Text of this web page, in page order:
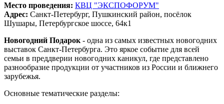
Место проведения: КВЦ "ЭКСПОФОРУМ"
Адрес: Санкт-Петербург, Пушкинский район, посёлок
Шушары, Петербургское шоссе, 64к1
Новогодний Подарок - одна из самых известных новогодних
выставок Санкт-Петербурга. Это яркое событие для всей
семьи в преддверии новогодних каникул, где представлено
разнообразие продукции от участников из России и ближнего
зарубежья.
Основные тематические разделы: